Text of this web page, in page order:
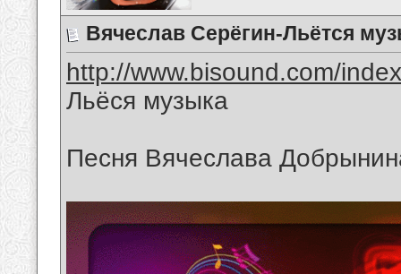
Вячеслав Серёгин-Льётся
http://www.bisound.com/
Льёся музыка
Песня Вячеслава